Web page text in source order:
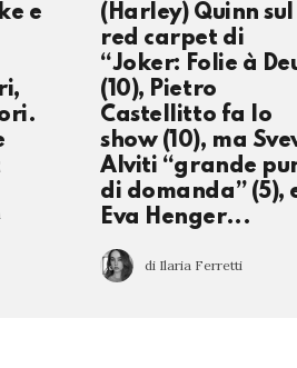
e
(Harley) Quinn sul
red carpet di
“Joker: Folie à
(10), Pietro
Castellitto fa lo
show (10), ma
Alviti “grande
di domanda” (5),
Eva Henger...
di Ilaria Ferretti